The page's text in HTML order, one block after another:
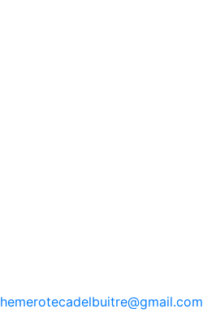
hemerotecadelbuitre@gmail.com